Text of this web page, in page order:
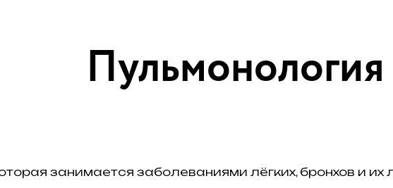
Пульмонология
занимается заболеваниями лёгких, бронхов и их